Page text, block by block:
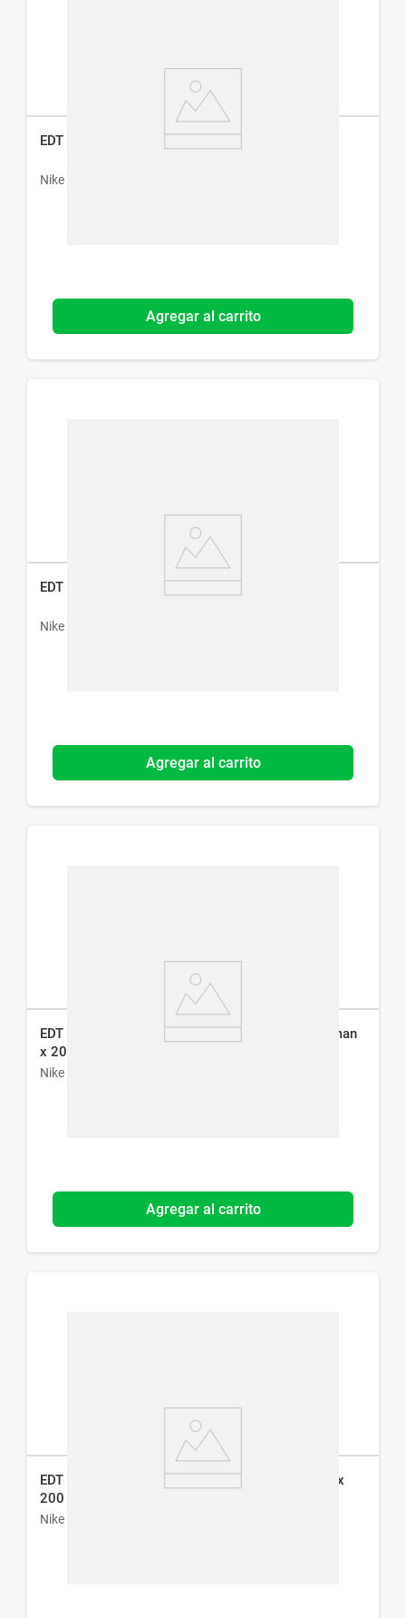
EDT Nike Ultra Purple Woman x 30 ml
Nike
Agregar al carrito
EDT Nike Ultra Pink Woman x 30 ml
Nike
Agregar al carrito
EDT Desodorante en Spray Nike Ultra Purple Woman
x 200 ml
Nike
Agregar al carrito
EDT Desodorante en Spray Nike Ultra Green Man x
200 ml
Nike